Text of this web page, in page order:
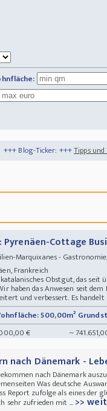
Tipps und Tricks+++
Pyrenäen-Cottage
Marquixanes -
Frankreich
Obstgut, das
haben das Anwesen seit
und verbessert. Es handelt
500,00m²
€ ~
nach Dänemark -
nach Dänemark
Was deutsche
Report zufolge als eines der
sehr zufrieden mit ...>>